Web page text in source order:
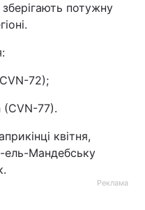
потужну
72);
(CVN-77).
квітня,
ель-Мандебську
Реклама